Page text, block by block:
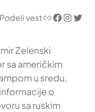
Podeli vestLink Facebook InstagramTwitter
Zelenski
sa američkim
u sredu,
o
sa ruskim